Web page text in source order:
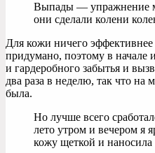
Выпады — упражнение
они сделали колени
Для кожи ничего
придумано, поэтому в
и гардеробного забытья и
два раза в неделю, так что на
была.
Но лучше всего
лето утром и вечером я
кожу щеткой и